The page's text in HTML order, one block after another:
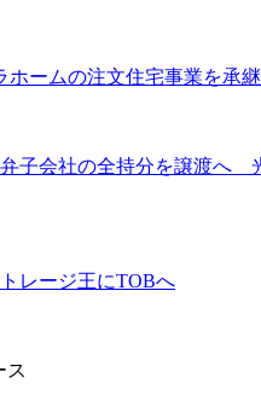
ホームの注文住宅事業を承
子会社の全持分を譲渡へ
レージ王にTOBへ
ス